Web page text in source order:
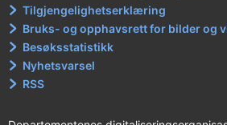
Tilgjengelighetserklæring
Bruks- og opphavsrett for bilder og
Besøksstatistikk
Nyhetsvarsel
RSS